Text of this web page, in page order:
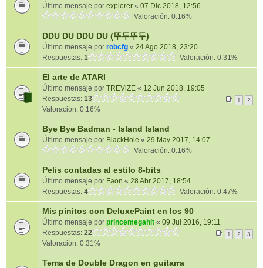
Último mensaje por explorer « 07 Dic 2018, 12:56
Valoración: 0.16%
DDU DU DDU DU (뚜두뚜두)
Último mensaje por robcfg « 24 Ago 2018, 23:20
Respuestas: 1 Valoración: 0.31%
El arte de ATARI
Último mensaje por TREViZE « 12 Jun 2018, 19:05
Respuestas: 13 1 2
Valoración: 0.16%
Bye Bye Badman - Island Island
Último mensaje por BlackHole « 29 May 2017, 14:07
Valoración: 0.16%
Pelis contadas al estilo 8-bits
Último mensaje por Faon « 28 Abr 2017, 18:54
Respuestas: 4 Valoración: 0.47%
Mis pinitos con DeluxePaint en los 90
Último mensaje por princemegahit « 09 Jul 2016, 19:11
Respuestas: 22 1 2 3
Valoración: 0.31%
Tema de Double Dragon en guitarra